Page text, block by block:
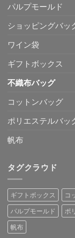
パルプモールド
ショッピングバッ
ワイン袋
ギフトボックス
不織布バッグ
コットンバッグ
ポリエステルバッ
帆布
タグクラウド
ギフトボックス コ
パルプモールド
ポ
帆布